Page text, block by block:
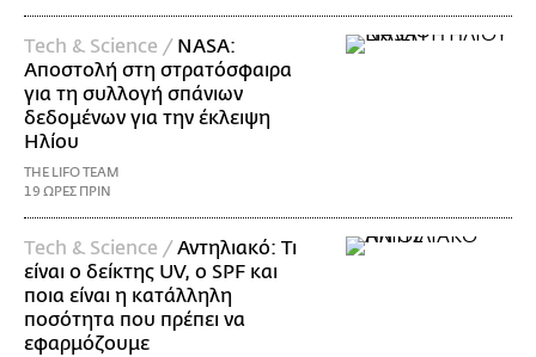
Τech & Science / NASA:
Αποστολή στη στρατόσφαιρα
για τη συλλογή σπάνιων
δεδομένων για την έκλειψη
Ηλίου
THE LIFO TEAM
19 ΩΡΕΣ ΠΡΙΝ
Τech & Science / Αντηλιακό: Τι
είναι ο δείκτης UV, ο SPF και
ποια είναι η κατάλληλη
ποσότητα που πρέπει να
εφαρμόζουμε